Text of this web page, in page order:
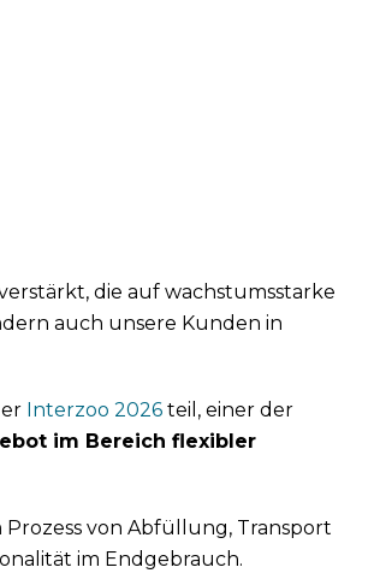
die auf wachstumsstarke
auch unsere Kunden in
Interzoo 2026teil, einer der
im Bereich flexibler
von Abfüllung, Transport
im Endgebrauch.